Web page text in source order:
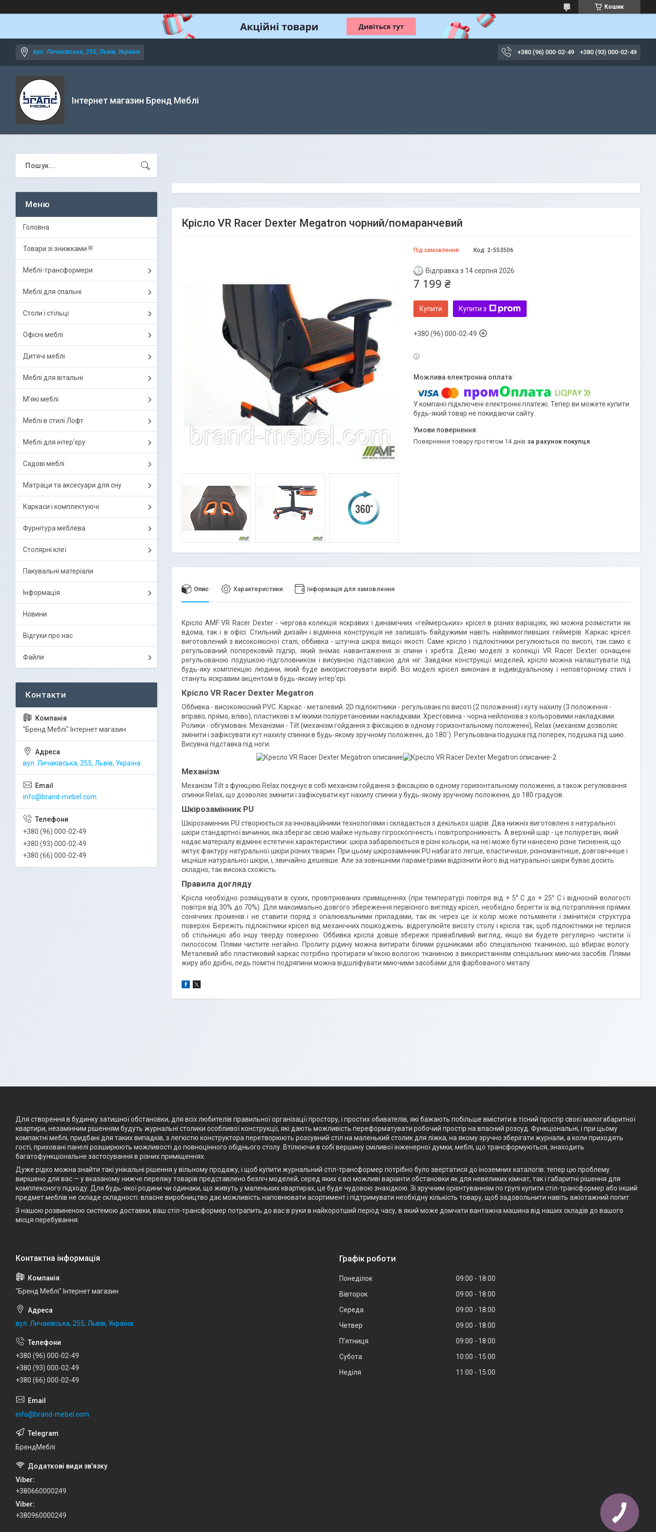
Кошик
вул. Личаківська, 255, Львів, Україна +380 (96) 000-02-49 +380 (93) 000-02-49
Інтернет магазин Бренд Меблі
Крісло VR Racer Dexter Megatron чорний/помаранчевий
Під замовлення Код: 2-553506
Відправка з 14 серпня 2026
7 199 ₴
Купити Купити з
+380 (96) 000-02-49
У компанії підключені електронні платежі. Тепер ви можете купити
будь-який товар не покидаючи сайту.
повернення товару протягом 14 днів за рахунок покупця
Опис Характеристики Інформація для замовлення
Крісло AMF VR Racer Dexter - чергова колекція яскравих і динамічних «геймерських» крісел в різних варіаціях, які можна розмістити як
вдома, так і в офісі. Стильний дизайн і відмінна конструкція не залишать байдужими навіть найвимогливіших геймерів. Каркас крісел
виготовлений з високоякісної сталі, оббивка - штучна шкіра вищої якості. Саме крісло і підлокітники регулюються по висоті, так само є
регульований поперековий підпір, який знімає навантаження зі спини і хребта. Деякі моделі з колекції VR Racer Dexter оснащені
регульованою подушкою-підголовником і висувною підставкою для ніг. Завдяки конструкції моделей, крісло можна налаштувати під
будь-яку комплекцію людини, який буде використовувати виріб. Всі моделі крісел виконані в індивідуальному і неповторному стилі і
стануть яскравим акцентом в будь-якому інтер'єрі.
Крісло VR Racer Dexter Megatron
Оббивка - високоякісний PVC. Каркас - металевий. 2D підлокітники - регульовані по висоті (2 положення) і куту нахилу (3 положення -
вправо, прямо, вліво), пластикові з м'якими поліуретановими накладками. Хрестовина - чорна нейлонова з кольоровими накладками.
Ролики - обгумовані. Механізми - Tilt (механізм гойдання з фіксацією в одному горизонтальному положенні), Relax (механізм дозволяє
змінити і зафіксувати кут нахилу спинки в будь-якому зручному положенні, до 180`). Регульована подушка під поперек, подушка під шию.
Висувна підставка під ноги.
Механізм
Механізм Tilt з функцією Relax поєднує в собі механізм гойдання з фіксацією в одному горизонтальному положенні, а також регулювання
спинки Relax, що дозволяє змінити і зафіксувати кут нахилу спинки у будь-якому зручному положенні, до 180 градусів.
Шкірозамінник PU
Шкірозамінник PU створюється за інноваційними технологіями і складається з декількох шарів. Два нижніх виготовлені з натуральної
шкіри стандартної вичинки, яка зберігає свою майже нульову гігроскопічність і повітропроникність. А верхній шар - це поліуретан, який
надає матеріалу відмінні естетичні характеристики: шкіра забарвлюється в різні кольори, на неї може бути нанесено різне тиснення, що
імітує фактуру натуральної шкіри різних тварин. При цьому шкірозамінник PU набагато легше, еластичніше, різноманітніше, довговічніше і
міцніше натуральної шкіри, і, звичайно дешевше. Але за зовнішніми параметрами відрізнити його від натуральної шкіри буває досить
складно, так висока схожість.
Правила догляду
Крісла необхідно розміщувати в сухих, провітрюваних приміщеннях (при температурі повітря від + 5° C до + 25° C і відносній вологості
повітря від 30% до 70%). Для максимально довгого збереження первісного вигляду крісел, необхідно берегти їх від потрапляння прямих
сонячних променів і не ставити поряд з опалювальними приладами, так як через це їх колір може потьмяніти і змінитися структура
поверхні. Бережіть підлокітники крісел від механічних пошкоджень: відрегулюйте висоту столу і крісла так, щоб підлокітники не терлися
об стільницю або іншу тверду поверхню. Оббивка крісла довше збереже привабливий вигляд, якщо ви будете регулярно чистити її
пилососом. Плями чистите негайно. Пролиту рідину можна витирати білими рушниками або спеціальною тканиною, що вбирає вологу.
Металевий або пластиковий каркас потрібно протирати м'якою вологою тканиною з використанням спеціальних миючих засобів. Плями
жиру або дрібні, ледь помітні подряпини можна відшліфувати миючими засобами для фарбованого металу.
Головна
Товари зі знижками !!!
Меблі-трансформери
Меблі для спальні
Столи і стільці
Офісні меблі
Дитячі меблі
Меблі для вітальні
М'які меблі
Меблі в стилі Лофт
Меблі для інтер'єру
Садові меблі
Матраци та аксесуари для сну
Каркаси і комплектуючі
Фурнітура меблева
Столярні клеї
Пакувальні матеріали
Інформація
Новини
Відгуки про нас
Файли
"Бренд Меблі" Інтернет магазин
вул. Личаківська, 255, Львів, Україна
info@brand-mebel.com
+380 (96) 000-02-49
+380 (93) 000-02-49
+380 (66) 000-02-49
Для створення в будинку затишної обстановки, для всіх любителів правильної організації простору, і простих обивателів, які бажають побільше вмістити в тісний простір своєї малогабаритної
квартири, незамінним рішенням будуть журнальні столики особливої конструкції, які дають можливість переформатувати робочий простір на власний розсуд. Функціональні, і при цьому
компактні меблі, придбані для таких випадків, з легкістю конструктора перетворюють розсувний стіл на маленький столик для ліжка, на якому зручно зберігати журнали, а коли приходять
гості, приховані панелі розширюють можливості до повноцінного обіднього столу. Втілюючи в собі вершину сміливої інженерної думки, меблі, що трансформуються, знаходить
багатофункціональне застосування в різних приміщеннях.
Дуже рідко можна знайти такі унікальні рішення у вільному продажу, і щоб купити журнальний стіл-трансформер потрібно було звертатися до іноземних каталогів: тепер цю проблему
вирішено для вас — у вказаному нижче переліку товарів представлено безліч моделей, серед яких є всі можливі варіанти обстановки як для невеликих кімнат, так і габаритні рішення для
комплексного підходу. Для будь-якої родини чи одинаки, що живуть у маленьких квартирах, це буде чудовою знахідкою. Зі зручним орієнтуванням по групі купити стіл-трансформер або інший
предмет меблів не складе складності: власне виробництво дає можливість наповнювати асортимент і підтримувати необхідну кількість товару, щоб задовольнити навіть ажіотажний попит.
З нашою розвиненою системою доставки, ваш стіл-трансформер потрапить до вас в руки в найкоротший період часу, в який може домчати вантажна машина від наших складів до вашого
місця перебування.
"Бренд Меблі" Інтернет магазин
вул. Личаківська, 255, Львів, Україна
+380 (96) 000-02-49
+380 (93) 000-02-49
+380 (66) 000-02-49
info@brand-mebel.com
БрендМеблі
Viber
+380660000249
Viber
+380960000249
Графік роботи
Понеділок 09:00
18:00
Вівторок
09:00
18:00
Середа
09:00
18:00
Четвер
09:00
18:00
Пʼятниця
09:00
18:00
Субота
10:00
15:00
Неділя
11:00 15:00